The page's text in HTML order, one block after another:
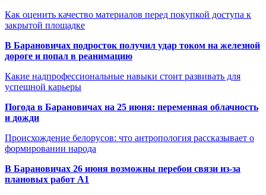
Как оценить качество материалов перед покупкой доступа к
закрытой площадке
В Барановичах подросток получил удар током на железной
дороге и попал в реанимацию
Какие надпрофессиональные навыки стоит развивать для
успешной карьеры
Погода в Барановичах на 25 июня: переменная облачность
и дожди
Происхождение белорусов: что антропология рассказывает о
формировании народа
В Барановичах 26 июня возможны перебои связи из-за
плановых работ A1